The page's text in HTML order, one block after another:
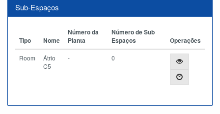
Sub-Espaços
Tipo Nome
Número da
Planta
Número de Sub
Espaços
Operações
Room
Átrio
C5
- 0